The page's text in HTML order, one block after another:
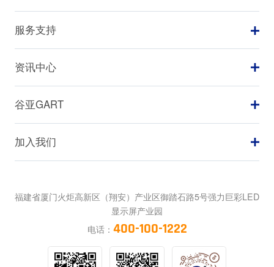
服务支持
资讯中心
谷亚GART
加入我们
福建省厦门火炬高新区（翔安）产业区御踏石路5号强力巨彩LED
显示屏产业园
电话： 400-100-1222